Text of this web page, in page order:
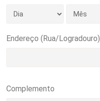
Endereço (Rua/Logradouro)
Complemento